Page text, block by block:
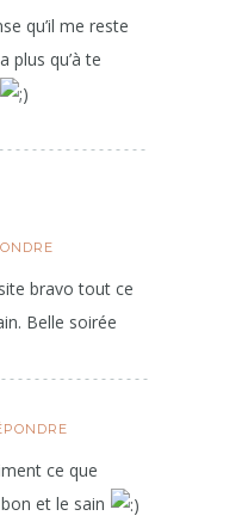
qu’il me reste
plus qu’à te
bravo tout ce
Belle soirée
ce que
et le sain